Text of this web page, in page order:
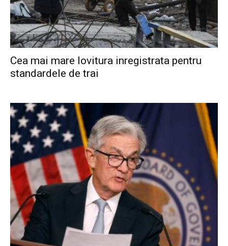
Cea mai mare lovitura inregistrata pentru
standardele de trai